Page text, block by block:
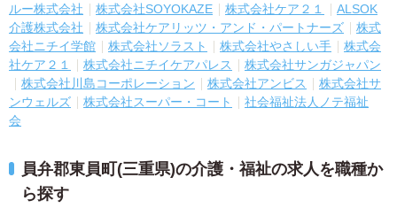
ルー株式会社
株式会社SOYOKAZE 株式会社ケア２１
ALSOK
介護株式会社
株式会社ケアリッツ・アンド・パートナーズ
株式
会社ニチイ学館
株式会社ソラスト 株式会社やさしい手
株式会
社ケア２１
株式会社ニチイケアパレス
株式会社サンガジャパン
株式会社川島コーポレーション
株式会社アンビス
株式会社サ
ンウェルズ
株式会社スーパー・コート
社会福祉法人ノテ福祉
会
員弁郡東員町(三重県)の介護・福祉の求人を職種か
ら探す